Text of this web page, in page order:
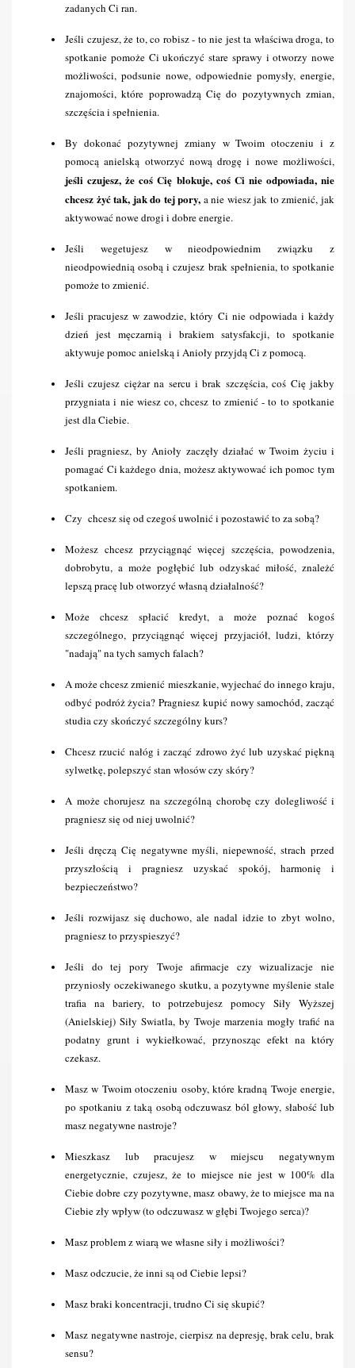
zadanych Ci ran.
Jeśli czujesz, że to, co robisz - to nie jest ta właściwa droga, to
spotkanie pomoże Ci ukończyć stare sprawy i otworzy nowe
możliwości, podsunie nowe, odpowiednie pomysły, energie,
znajomości, które poprowadzą Cię do pozytywnych zmian,
szczęścia i spełnienia.
By dokonać pozytywnej zmiany w Twoim otoczeniu i z
jeśli czujesz, że coś Cię blokuje, coś Ci nie odpowiada, nie
chcesz żyć tak, jak do tej pory, a nie wiesz jak to zmienić, jak
aktywować nowe drogi i dobre energie.
Jeśli wegetujesz w nieodpowiednim związku z
nieodpowiednią osobą i czujesz brak spełnienia, to spotkanie
pomoże to zmienić.
Jeśli pracujesz w zawodzie, który Ci nie odpowiada i każdy
dzień jest męczarnią i brakiem satysfakcji, to spotkanie
aktywuje pomoc anielską i Anioły przyjdą Ci z pomocą.
Jeśli czujesz ciężar na sercu i brak szczęścia, coś Cię jakby
przygniata i nie wiesz co, chcesz to zmienić - to to spotkanie
jest dla Ciebie.
Jeśli pragniesz, by Anioły zaczęły działać w Twoim życiu i
pomagać Ci każdego dnia, możesz aktywować ich pomoc tym
spotkaniem.
Czy  chcesz się od czegoś uwolnić i pozostawić to za sobą?
Możesz chcesz przyciągnąć więcej szczęścia, powodzenia,
dobrobytu, a może pogłębić lub odzyskać miłość, znależć
lepszą pracę lub otworzyć własną działalność?
Może chcesz spłacić kredyt, a może poznać kogoś
szczególnego, przyciągnąć więcej przyjaciół, ludzi, którzy
"nadają" na tych samych falach?
A może chcesz zmienić mieszkanie, wyjechać do innego kraju,
odbyć podróż życia? Pragniesz kupić nowy samochód, zacząć
studia czy skończyć szczególny kurs?
Chcesz rzucić nałóg i zacząć zdrowo żyć lub uzyskać piękną
sylwetkę, polepszyć stan włosów czy skóry?
A może chorujesz na szczególną chorobę czy dolegliwość i
pragniesz się od niej uwolnić?
Jeśli dręczą Cię negatywne myśli, niepewność, strach przed
przyszłością i pragniesz uzyskać spokój, harmonię i
bezpieczeństwo?
Jeśli rozwijasz się duchowo, ale nadal idzie to zbyt wolno,
pragniesz to przyspieszyć?
Jeśli do tej pory Twoje afirmacje czy wizualizacje nie
przyniosły oczekiwanego skutku, a pozytywne myślenie stale
trafia na bariery, to potrzebujesz pomocy Siły Wyższej
(Anielskiej) Siły Swiatla, by Twoje marzenia mogły trafić na
podatny grunt i wykiełkować, przynosząc efekt na który
czekasz.
Masz w Twoim otoczeniu osoby, które kradną Twoje energie,
po spotkaniu z taką osobą odczuwasz ból głowy, słabość lub
masz negatywne nastroje?
Mieszkasz lub pracujesz w miejscu negatywnym
energetycznie, czujesz, że to miejsce nie jest w 100% dla
Ciebie dobre czy pozytywne, masz obawy, że to miejsce ma na
Ciebie zły wpływ (to odczuwasz w głębi Twojego serca)?
Masz problem z wiarą we własne siły i możliwości?
Masz odczucie, że inni są od Ciebie lepsi?
Masz braki koncentracji, trudno Ci się skupić?
Masz negatywne nastroje, cierpisz na depresję, brak celu, brak
sensu?